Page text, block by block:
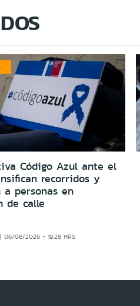
Código Azul ante el
recorridos y
personas en
de calle
06/08/2026 - 19:28 HRS